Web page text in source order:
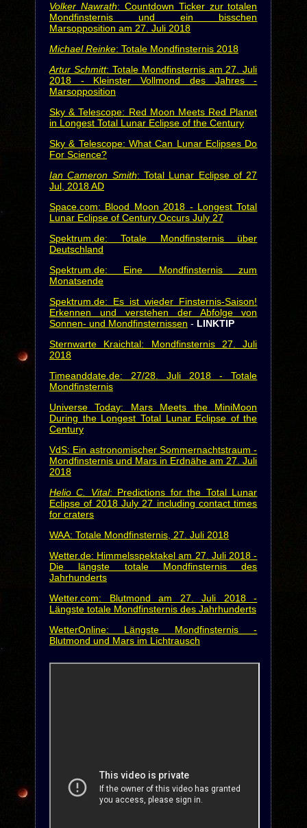
Volker Nawrath: Countdown Ticker zur totalen
Mondfinsternis und ein bisschen
Marsopposition am 27. Juli 2018
Michael Reinke: Totale Mondfinsternis 2018
Artur Schmitt: Totale Mondfinsternis am 27. Juli
2018 - Kleinster Vollmond des Jahres -
Marsopposition
Sky & Telescope: Red Moon Meets Red Planet
in Longest Total Lunar Eclipse of the Century
Sky & Telescope: What Can Lunar Eclipses Do
For Science?
Ian Cameron Smith: Total Lunar Eclipse of 27
Jul, 2018 AD
Space.com: Blood Moon 2018 - Longest Total
Lunar Eclipse of Century Occurs July 27
Spektrum.de: Totale Mondfinsternis über
Deutschland
Spektrum.de: Eine Mondfinsternis zum
Monatsende
Spektrum.de: Es ist wieder Finsternis-Saison!
Erkennen und verstehen der Abfolge von
Sonnen- und Mondfinsternissen - LINKTIP
Sternwarte Kraichtal: Mondfinsternis 27. Juli
2018
Timeanddate.de: 27/28. Juli 2018 - Totale
Mondfinsternis
Universe Today: Mars Meets the MiniMoon
During the Longest Total Lunar Eclipse of the
Century
VdS: Ein astronomischer Sommernachtstraum -
Mondfinsternis und Mars in Erdnähe am 27. Juli
2018
Helio C. Vital: Predictions for the Total Lunar
Eclipse of 2018 July 27 including contact times
for craters
WAA: Totale Mondfinsternis, 27. Juli 2018
Wetter.de: Himmelsspektakel am 27. Juli 2018 -
Die längste totale Mondfinsternis des
Jahrhunderts
Wetter.com: Blutmond am 27. Juli 2018 -
Längste totale Mondfinsternis des Jahrhunderts
WetterOnline: Längste Mondfinsternis -
Blutmond und Mars im Lichtrausch